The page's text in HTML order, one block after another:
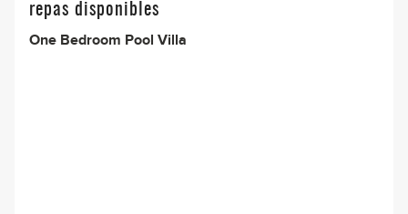
repas disponibles
One Bedroom Pool Villa